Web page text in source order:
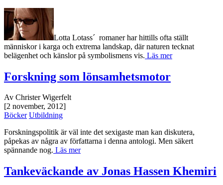
Lotta Lotass´ romaner har hittills ofta ställt
människor i karga och extrema landskap, där naturen tecknat
belägenhet och känslor på symbolismens vis. Läs mer
Forskning som lönsamhetsmotor
Av Christer Wigerfelt
[2 november, 2012]
Böcker Utbildning
Forskningspolitik är väl inte det sexigaste man kan diskutera,
påpekas av några av författarna i denna antologi. Men säkert
spännande nog. Läs mer
Tankeväckande av Jonas Hassen Khemiri